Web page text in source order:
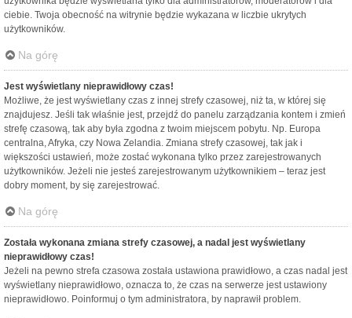
ciebie. Twoja obecność na witrynie będzie wykazana w liczbie ukrytych
użytkowników.
Na górę
Jest wyświetlany nieprawidłowy czas!
Możliwe, że jest wyświetlany czas z innej strefy czasowej, niż ta, w której się
znajdujesz. Jeśli tak właśnie jest, przejdź do panelu zarządzania kontem i zmień
strefę czasową, tak aby była zgodna z twoim miejscem pobytu. Np. Europa
centralna, Afryka, czy Nowa Zelandia. Zmiana strefy czasowej, tak jak i
większości ustawień, może zostać wykonana tylko przez zarejestrowanych
użytkowników. Jeżeli nie jesteś zarejestrowanym użytkownikiem – teraz jest
dobry moment, by się zarejestrować.
Na górę
Została wykonana zmiana strefy czasowej, a nadal jest wyświetlany
nieprawidłowy czas!
Jeżeli na pewno strefa czasowa została ustawiona prawidłowo, a czas nadal jest
wyświetlany nieprawidłowo, oznacza to, że czas na serwerze jest ustawiony
nieprawidłowo. Poinformuj o tym administratora, by naprawił problem.